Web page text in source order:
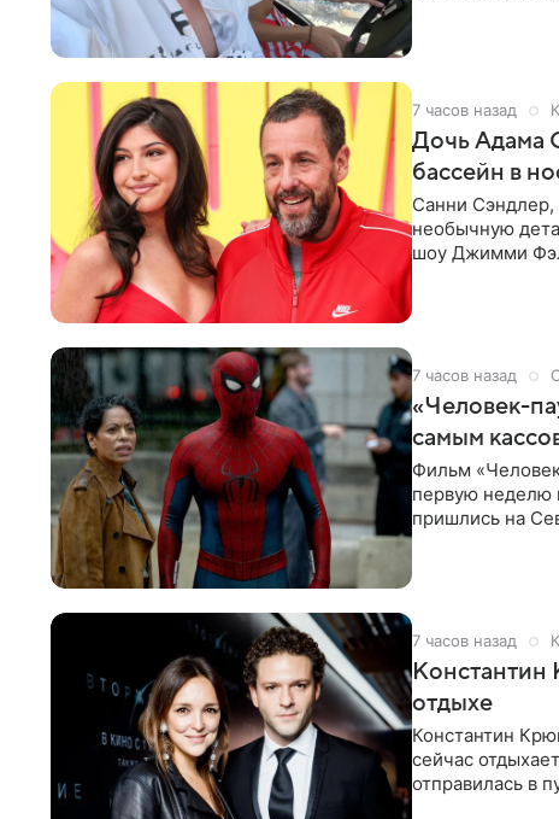
7 часов назад
Дочь Адама
бассейн в
Санни Сэндлер,
необычную
шоу Джимми
7 часов назад
«Человек-
самым
Фильм
первую неделю
пришлись на
7 часов назад
Константин
отдыхе
Константин
сейчас
отправилась в